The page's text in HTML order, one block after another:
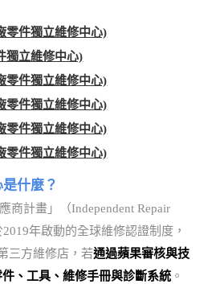
零件獨立維修中心)
獨立維修中心)
零件獨立維修中心)
零件獨立維修中心)
零件獨立維修中心)
零件獨立維修中心)
什麼？
商計畫」（Independent Repair
年啟動的全球維修認證制度，
三方維修店，若通過蘋果審核與技
、工具、維修手冊與診斷系統 。